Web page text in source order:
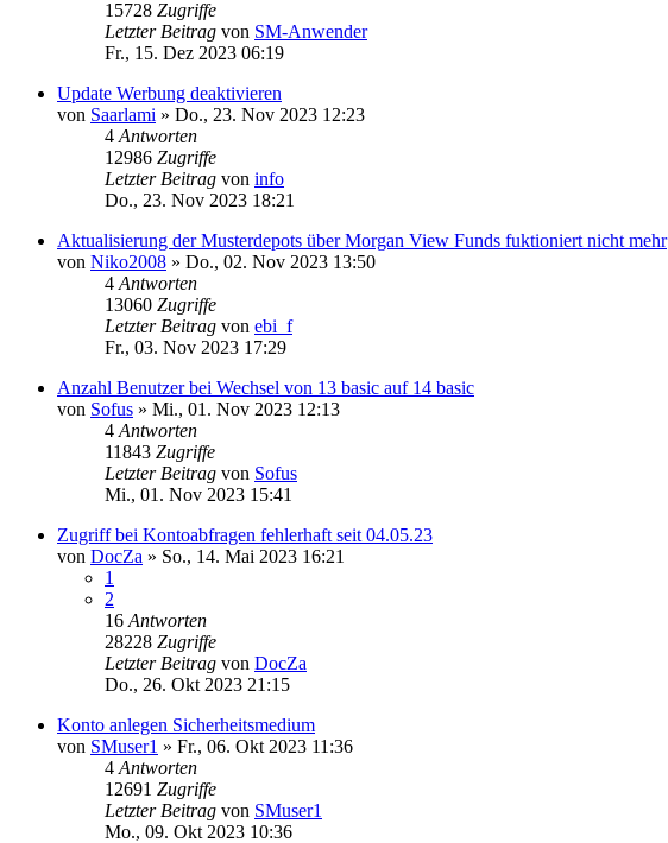
15728 Zugriffe
Letzter Beitrag von SM-Anwender
Fr., 15. Dez 2023 06:19
Update Werbung deaktivieren
von Saarlami » Do., 23. Nov 2023 12:23
4 Antworten
12986 Zugriffe
Letzter Beitrag von info
Do., 23. Nov 2023 18:21
Aktualisierung der Musterdepots über Morgan View Funds fuktioniert nicht mehr
von Niko2008 » Do., 02. Nov 2023 13:50
4 Antworten
13060 Zugriffe
Letzter Beitrag von ebi_f
Fr., 03. Nov 2023 17:29
Anzahl Benutzer bei Wechsel von 13 basic auf 14 basic
von Sofus » Mi., 01. Nov 2023 12:13
4 Antworten
11843 Zugriffe
Letzter Beitrag von Sofus
Mi., 01. Nov 2023 15:41
Zugriff bei Kontoabfragen fehlerhaft seit 04.05.23
von DocZa » So., 14. Mai 2023 16:21
1
2
16 Antworten
28228 Zugriffe
Letzter Beitrag von DocZa
Do., 26. Okt 2023 21:15
Konto anlegen Sicherheitsmedium
von SMuser1 » Fr., 06. Okt 2023 11:36
4 Antworten
12691 Zugriffe
Letzter Beitrag von SMuser1
Mo., 09. Okt 2023 10:36